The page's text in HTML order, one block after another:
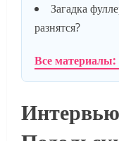
Загадка
разнятся?
Все